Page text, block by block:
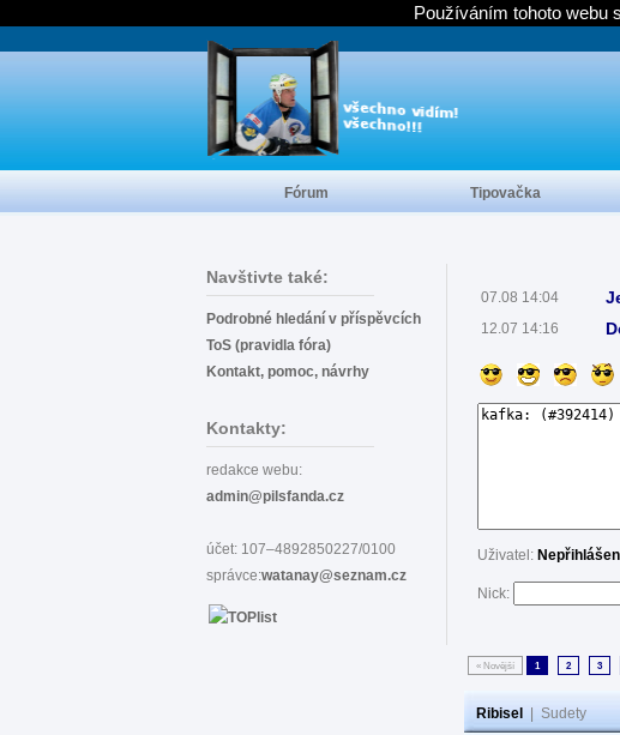
Navštivte také:
Podrobné hledání v příspěvcích
ToS (pravidla fóra)
Kontakt, pomoc, návrhy
Kontakty:
redakce webu:
admin@pilsfanda.cz
účet: 107–4892850227/0100
správce:watanay@seznam.cz
07.08 14:04
12.07 14:16
Uživatel: Nepřihlášen
Nick:
« Novější 1 2 3
Ribisel Sudety
Fórum Tipovačka
Používáním tohoto webu